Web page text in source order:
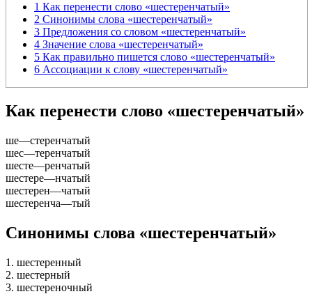
1 Как перенести слово «шестеренчатый»
2 Синонимы слова «шестеренчатый»
3 Предложения со словом «шестеренчатый»
4 Значение слова «шестеренчатый»
5 Как правильно пишется слово «шестеренчатый»
6 Ассоциации к слову «шестеренчатый»
Как перенести слово «шестеренчатый»
ше—стеренчатый
шес—теренчатый
шесте—ренчатый
шестере—нчатый
шестерен—чатый
шестеренча—тый
Синонимы слова «шестеренчатый»
1. шестеренный
2. шестерный
3. шестереночный